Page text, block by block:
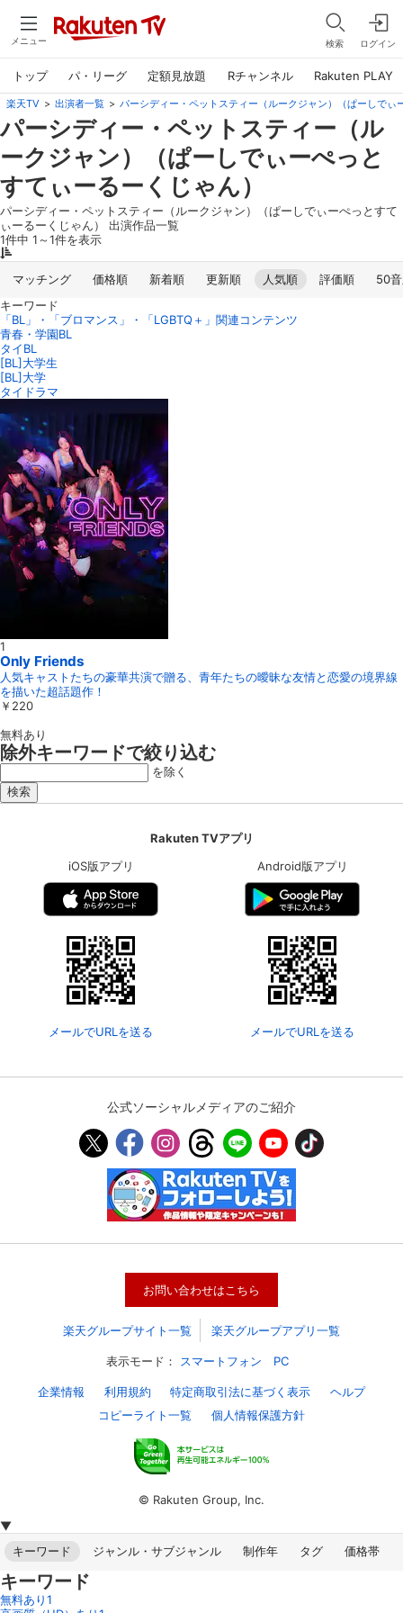
メニュー 検索 ログイン
トップ パ・リーグ 定額見放題 Rチャンネル Rakuten PLAY
会員情報
基本情報、本人連絡先、パスワード 、クレ
ジットカード情報の変更が可能です。
決済方法変更
楽天TV > 出演者一覧 > パーシディー・ペットスティー（ルークジャン）（ぱーしでぃ
パーシディー・ペットスティー（ル
ークジャン）（ぱーしでぃーぺっと
すてぃーるーくじゃん）
パーシディー・ペットスティー（ルークジャン）（ぱーしでぃーぺっとすて
ぃーるーくじゃん） 出演作品一覧
1件中 1～1件を表示
マッチング 価格順 新着順 更新順 人気順 評価順
50
キーワード
「BL」・「ブロマンス」・「LGBTQ＋」関連コンテンツ
青春・学園BL
タイBL
[BL]大学生
[BL]大学
タイドラマ
1
Only Friends
人気キャストたちの豪華共演で贈る、青年たちの曖昧な友情と恋愛の境界線
を描いた超話題作！
￥ 220
無料あり
除外キーワードで絞り込む
を除く
Rakuten TVアプリ
iOS版アプリ
メールでURLを送る
Android版アプリ
メールでURLを送る
公式ソーシャルメディアのご紹介
お問い合わせはこちら
楽天グループサイト一覧 楽天グループアプリ一覧
表示モード： スマートフォン PC
企業情報 利用規約 特定商取引法に基づく表示
ヘルプ
コピーライト一覧
個人情報保護方針
© Rakuten Group, Inc.
▼
キーワード
ジャンル・サブジャンル 制作年 タグ 価格帯
キーワード
無料あり1